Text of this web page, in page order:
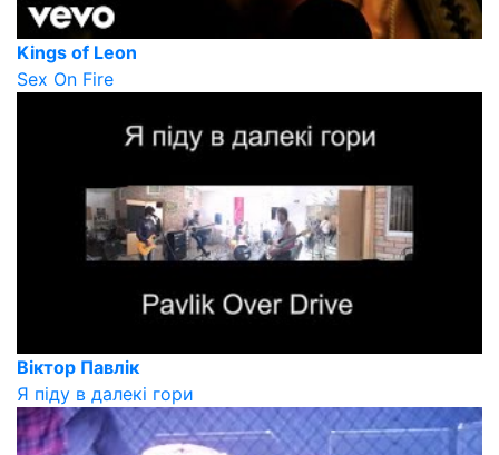
Kings of Leon
Sex On Fire
Віктор Павлік
Я піду в далекі гори